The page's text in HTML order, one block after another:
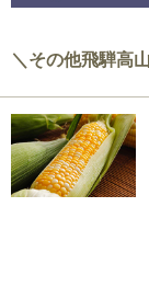
＼その他飛騨高